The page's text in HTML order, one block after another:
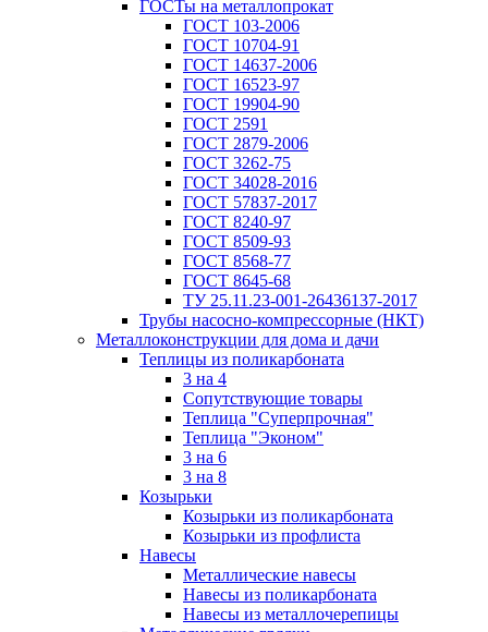
ГОСТы на металлопрокат
ГОСТ 103-2006
ГОСТ 10704-91
ГОСТ 14637-2006
ГОСТ 16523-97
ГОСТ 19904-90
ГОСТ 2591
ГОСТ 2879-2006
ГОСТ 3262-75
ГОСТ 34028-2016
ГОСТ 57837-2017
ГОСТ 8240-97
ГОСТ 8509-93
ГОСТ 8568-77
ГОСТ 8645-68
ТУ 25.11.23-001-26436137-2017
Трубы насосно-компрессорные (НКТ)
Металлоконструкции для дома и дачи
Теплицы из поликарбоната
3 на 4
Сопутствующие товары
Теплица "Суперпрочная"
Теплица "Эконом"
3 на 6
3 на 8
Козырьки
Козырьки из поликарбоната
Козырьки из профлиста
Навесы
Металлические навесы
Навесы из поликарбоната
Навесы из металлочерепицы